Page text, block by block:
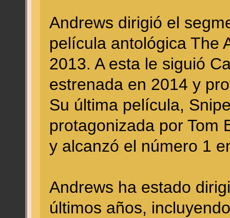
Andrews dirigió el
película antológica The
2013. A esta le siguió
estrenada en 2014 y
Su última película,
protagonizada por Tom
y alcanzó el número 1
Andrews ha estado
últimos años,